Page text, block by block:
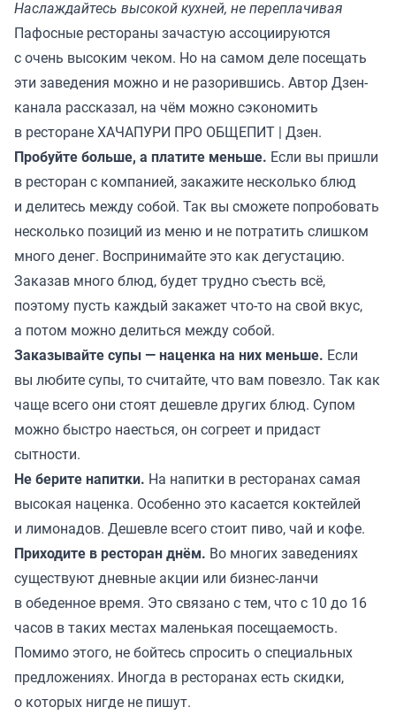
Наслаждайтесь высокой кухней, не переплачивая
Пафосные рестораны зачастую ассоциируются
с очень высоким чеком. Но на самом деле посещать
эти заведения можно и не разорившись. Автор Дзен-
канала рассказал, на чём можно сэкономить
в ресторанеХАЧАПУРИ ПРО ОБЩЕПИТ | Дзен.
Пробуйте больше, а платите меньше. Если вы пришли
в ресторан с компанией, закажите несколько блюд
и делитесь между собой. Так вы сможете попробовать
несколько позиций из меню и не потратить слишком
много денег. Воспринимайте это как дегустацию.
Заказав много блюд, будет трудно съесть всё,
поэтому пусть каждый закажет что-то на свой вкус,
а потом можно делиться между собой.
Заказывайте супы — наценка на них меньше. Если
вы любите супы, то считайте, что вам повезло. Так как
чаще всего они стоят дешевле других блюд. Супом
можно быстро наесться, он согреет и придаст
сытности.
Не берите напитки. На напитки в ресторанах самая
высокая наценка. Особенно это касается коктейлей
и лимонадов. Дешевле всего стоит пиво, чай и кофе.
Приходите в ресторан днём. Во многих заведениях
существуют дневные акции или бизнес-ланчи
в обеденное время. Это связано с тем, что с 10 до 16
часов в таких местах маленькая посещаемость.
Помимо этого, не бойтесь спросить о специальных
предложениях. Иногда в ресторанах есть скидки,
о которых нигде не пишут.